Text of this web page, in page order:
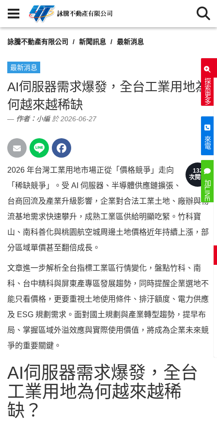
探索更多
來電
加LINE
詠騰不動產有限公司 新聞訊息 最新消息
最新消息
AI伺服器需求爆發，全台工業用地為
何越來越稀缺
作者： 小編於 2026-06-27
132
次閱讀
2026 年台灣工業用地市場正從「價格競爭」走向
「稀缺競爭」。受 AI 伺服器、半導體供應鏈擴張、
台商回流及產業升級影響，企業對合法工業土地、廠辦與物
流基地需求快速攀升，成熟工業區供給明顯吃緊。竹科寶
山、南科善化與桃園航空城周邊土地價格近年持續上漲，部
分區域單價甚至翻倍成長。
文章進一步解析全台指標工業區行情變化，盤點竹科、南
科、台中精科與屏東產專區發展趨勢，同時提醒企業選地不
能只看價格，更要重視土地使用條件、排汙額度、電力供應
及 ESG 規劃需求。面對國土規劃與產業轉型趨勢，提早布
局、掌握區域外溢效應與實際使用價值，將成為企業未來競
爭的重要關鍵。
AI伺服器需求爆發，全台
工業用地為何越來越稀
缺？